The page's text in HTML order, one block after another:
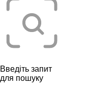
Введіть запит
для пошуку